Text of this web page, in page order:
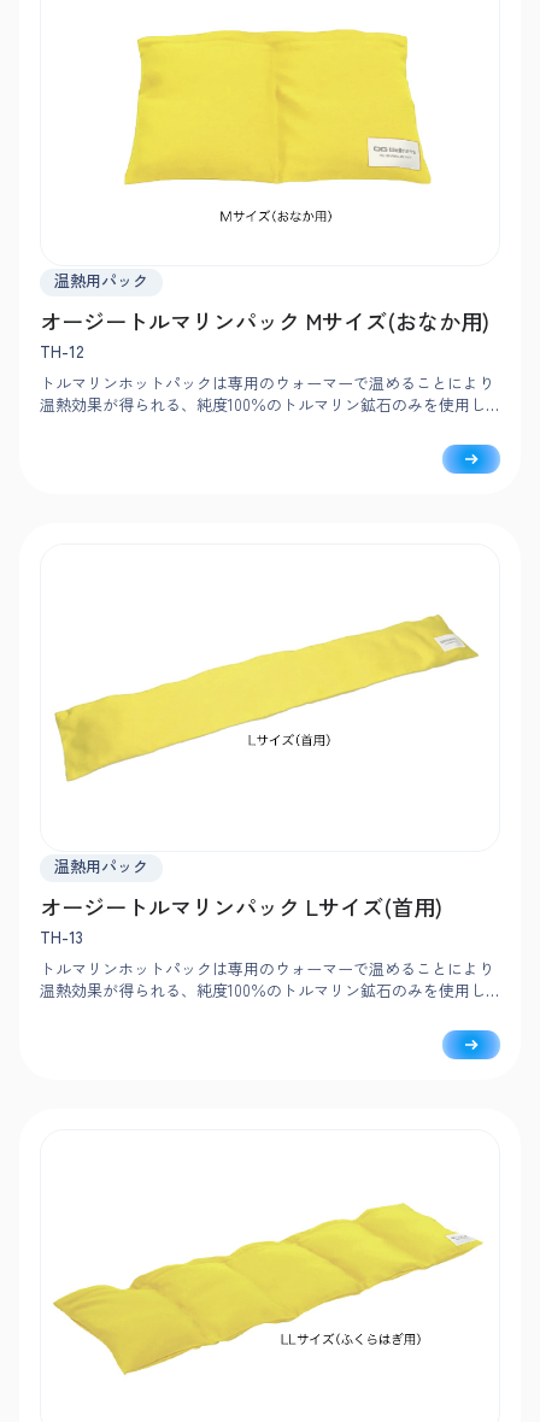
温熱用パック
オージートルマリンパック Mサイズ(おなか用)
TH-12
トルマリンホットパックは専用のウォーマーで温めることにより
温熱効果が得られる、純度100％のトルマリン鉱石のみを使用し
では体感することのできない温熱効果やリラックス効果が期待さ
れます。南米ブラジル産トルマリン鉱石100%のみを使用。
温熱用パック
オージートルマリンパック Lサイズ(首用)
TH-13
トルマリンホットパックは専用のウォーマーで温めることにより
温熱効果が得られる、純度100％のトルマリン鉱石のみを使用し
では体感することのできない温熱効果やリラックス効果が期待さ
れます。南米ブラジル産トルマリン鉱石100%のみを使用。